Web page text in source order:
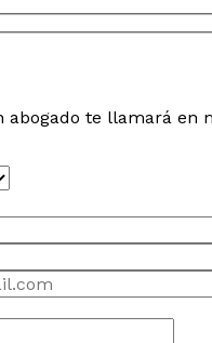
te llamará en